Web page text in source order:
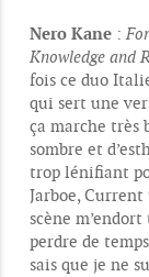
Nero Kane :
Knowledge and
fois ce duo
qui sert une
ça marche très
sombre et
trop lénifiant
Jarboe,
scène
perdre de
sais que je ne